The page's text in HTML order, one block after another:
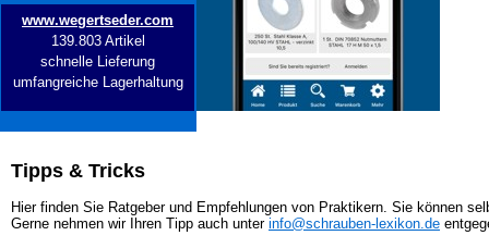
www.wegertseder.com
139.803 Artikel
schnelle Lieferung
umfangreiche Lagerhaltung
Tipps & Tricks
Hier finden Sie Ratgeber und Empfehlungen von Praktikern. Sie können
Gerne nehmen wir Ihren Tipp auch unter info@schrauben-lexikon.de